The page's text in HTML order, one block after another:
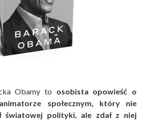
Obamy to osobista opowieść o
społecznym, który nie
światowej polityki, ale zdał z niej